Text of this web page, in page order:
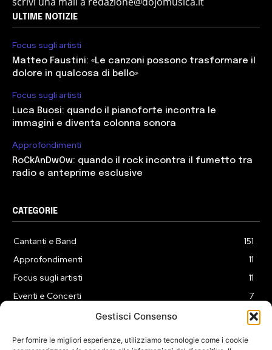
Gestisci Consenso
Per fornire le migliori esperienze, utilizziamo tecnologie come i cookie
ULTIME NOTIZIE
Focus sugli artisti
Matteo Faustini: «Le canzoni possono trasformare il
dolore in qualcosa di bello»
Focus sugli artisti
Luca Buosi: quando il pianoforte incontra le
immagini e diventa colonna sonora
Approfondimenti
RoCkAnDwOw: quando il rock incontra il fumetto tra
radio e anteprime esclusive
CATEGORIE
Cantanti e Band
151
Approfondimenti
11
Focus sugli artisti
11
Eventi e Concerti
7
3